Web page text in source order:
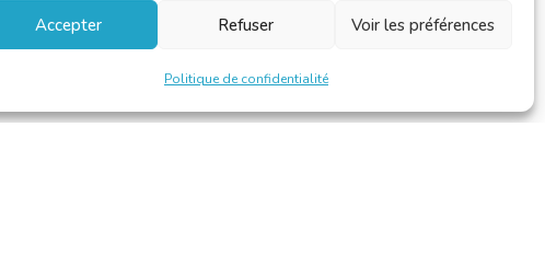
Accepter Refuser Voir les préférences
Politique de confidentialité